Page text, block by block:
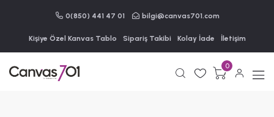
0(850) 441 47 01 bilgi@canvas701.com
Kişiye Özel Kanvas Tablo Sipariş Takibi Kolay İade İletişim
0